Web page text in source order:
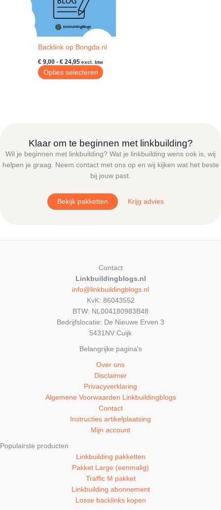
op
productpagina
Backlink op Bongda.nl
€ 9,00 - € 24,95 Prijsklasse:
€ 9,00
tot
excl. btw
Opties selecteren
Dit
kan
gekozen
worden
op
productpagina
Klaar om te beginnen met linkbuilding?
Wil je beginnen met linkbuilding? Wat je linkbuilding wens ook is, wij
helpen je graag. Neem contact met ons op en wij kijken wat het beste
bij jouw past.
Bekijk pakketten Krijg advies
Contact
Linkbuildingblogs.nl
info@linkbuildingblogs.nl
KvK: 86043552
BTW: NL004180983B48
Bedrijfslocatie: De Nieuwe Erven 3
5431NV Cuijk
Belangrijke pagina's
Over ons
Disclaimer
Privacyverklaring
Algemene Voorwaarden Linkbuildingblogs
Contact
Instructies artikelplaatsing
Mijn account
Populairste producten
Linkbuilding pakketten
Pakket Large (eenmalig)
Traffic M pakket
Linkbuilding abonnement
Losse backlinks kopen